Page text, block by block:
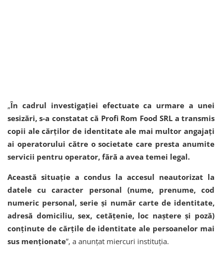
„În cadrul investigației efectuate ca urmare a unei
sesizări, s-a constatat că Profi Rom Food SRL a transmis
copii ale cărților de identitate ale mai multor angajați
ai operatorului către o societate care presta anumite
servicii pentru operator, fără a avea temei legal.
Această situație a condus la accesul neautorizat la
datele cu caracter personal (nume, prenume, cod
numeric personal, serie și număr carte de identitate,
adresă domiciliu, sex, cetățenie, loc naștere și poză)
conținute de cărțile de identitate ale persoanelor mai
sus menționate”, a anunțat miercuri instituția.